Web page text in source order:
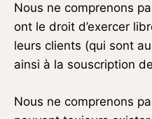
Nous ne comprenons
ont le droit d’exercer
leurs clients (qui sont
ainsi à la souscription
Nous ne comprenons